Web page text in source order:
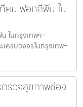
ยม ฟอกสีฟัน ใน
ในกรุงเทพฯ–
รบวงจรในกรุงเทพ–
รวจสุขภาพช่อง